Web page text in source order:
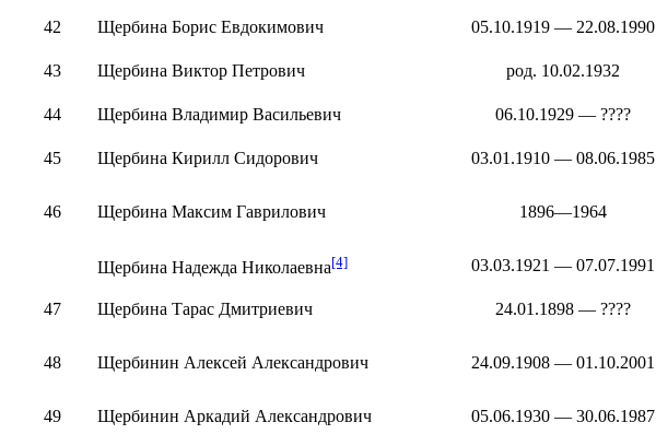
42 Щербина Борис Евдокимович 05.10.1919 — 22.08.1990
43 Щербина Виктор Петрович род. 10.02.1932
44 Щербина Владимир Васильевич 06.10.1929 — ????
45 Щербина Кирилл Сидорович 03.01.1910 — 08.06.1985
46 Щербина Максим Гаврилович 1896—1964
Щербина Надежда Николаевна[4] 03.03.1921 — 07.07.1991
47 Щербина Тарас Дмитриевич 24.01.1898 — ????
48 Щербинин Алексей Александрович 24.09.1908 — 01.10.2001
49 Щербинин Аркадий Александрович 05.06.1930 — 30.06.1987